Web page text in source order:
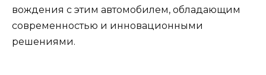
вождения с этим автомобилем, обладающим
современностью и инновационными
решениями.